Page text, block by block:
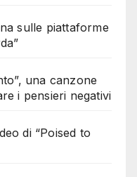
sulle piattaforme
una canzone
i pensieri negativi
di “Poised to